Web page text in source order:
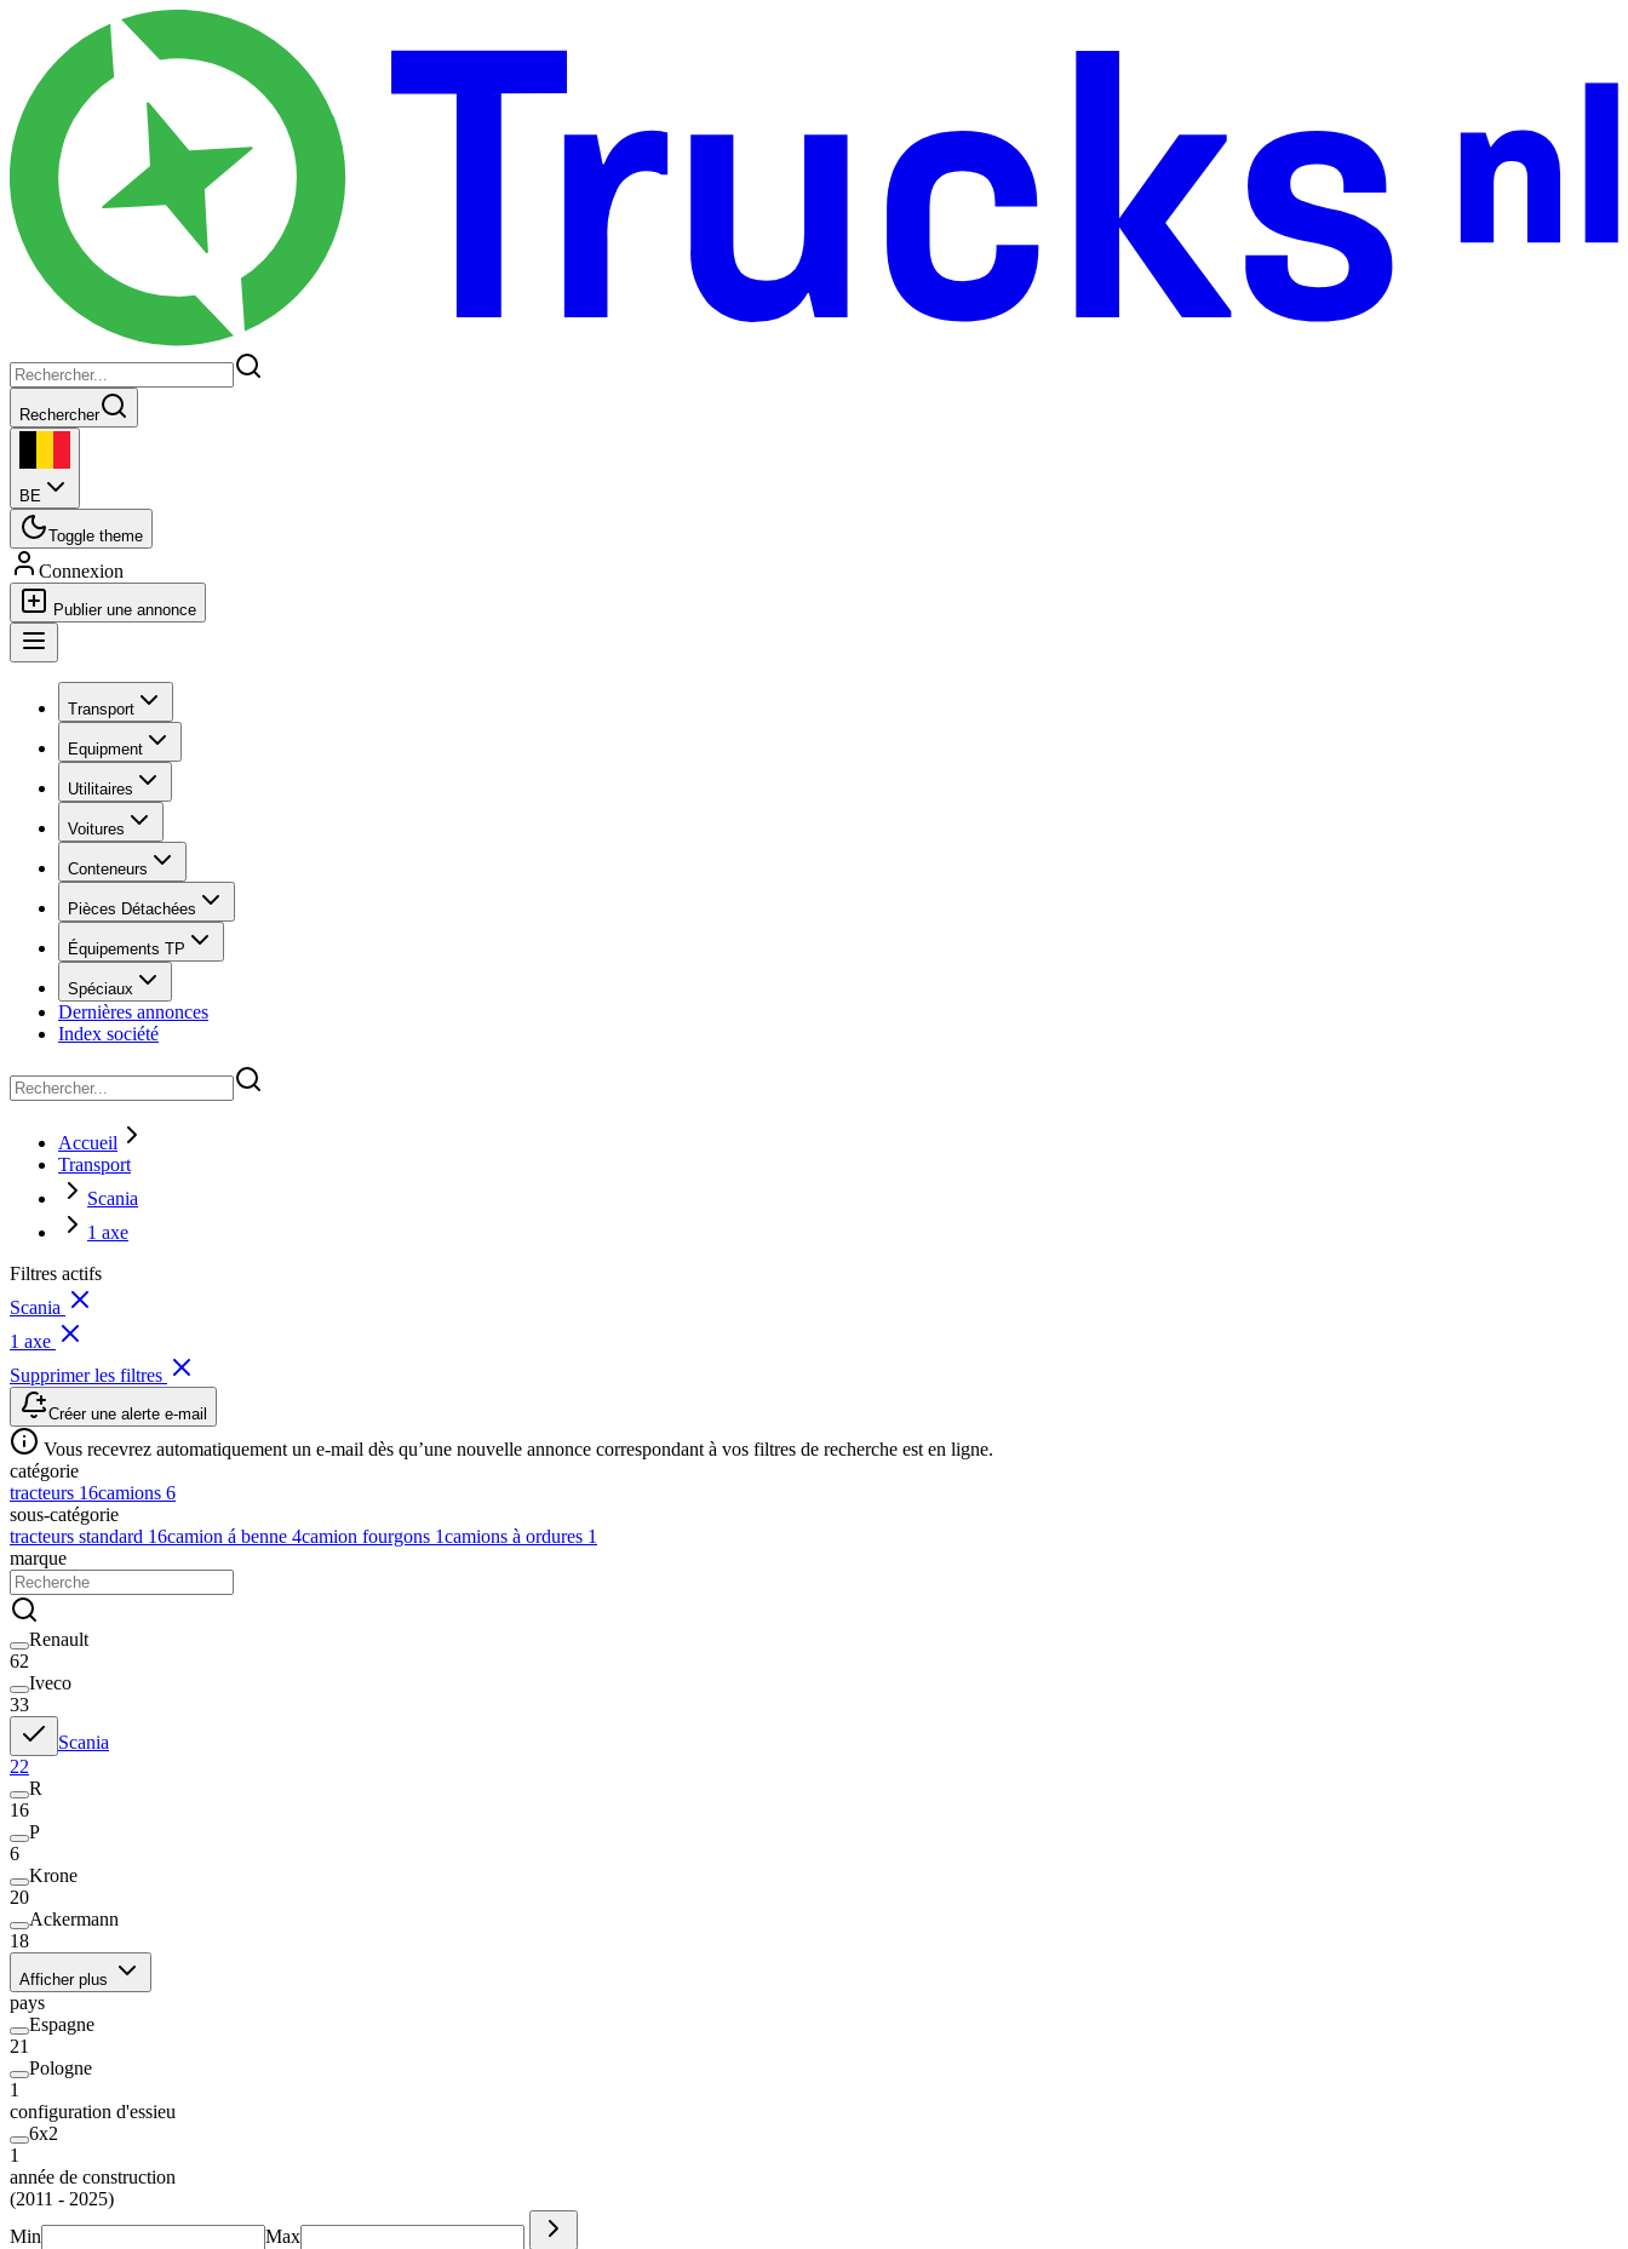
Rechercher
BE
Toggle theme
Connexion
Publier une annonce
Transport
Equipment
Utilitaires
Voitures
Conteneurs
Pièces Détachées
Équipements TP
Spéciaux
Dernières annonces
Index société
Accueil
Transport
Scania
1 axe
Filtres actifs
Scania
1 axe
Supprimer les filtres
Créer une alerte e-mail
Vous recevrez automatiquement un e-mail dès qu’une nouvelle annonce correspondant à vos filtres de recherche est en ligne.
catégorie
tracteurs 16camions 6
sous-catégorie
tracteurs standard 16camion á benne 4camion fourgons 1camions à ordures 1
marque
Renault
62
Iveco
33
Scania
22
R
16
P
6
Krone
20
Ackermann
18
Afficher plus
pays
Espagne
21
Pologne
1
configuration d'essieu
6x2
1
année de construction
(2011 - 2025)
Min
Max